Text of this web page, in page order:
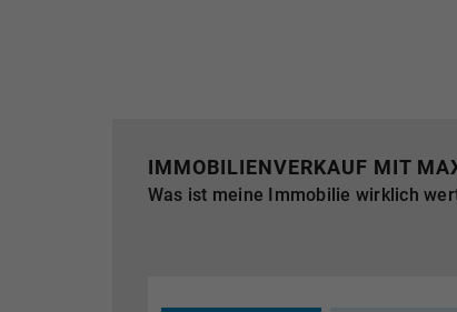
IMMOBILIENVERKAUF MIT
Was ist meine Immobilie wirklich